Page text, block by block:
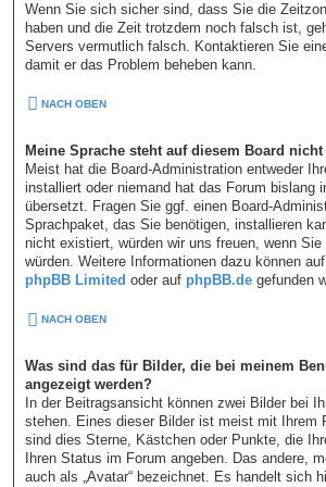
Wenn Sie sich sicher sind, dass Sie die
haben und die Zeit trotzdem noch falsch ist,
Servers vermutlich falsch. Kontaktieren Sie
damit er das Problem beheben kann.
NACH OBEN
Meine Sprache steht auf diesem Board
Meist hat die Board-Administration entweder
installiert oder niemand hat das Forum bislang
übersetzt. Fragen Sie ggf. einen Board-
Sprachpaket, das Sie benötigen, installieren
nicht existiert, würden wir uns freuen, wenn
würden. Weitere Informationen dazu können
phpBB Limited oder auf phpBB.de gefunden
NACH OBEN
Was sind das für Bilder, die bei meinem
angezeigt werden?
In der Beitragsansicht können zwei Bilder bei
stehen. Eines dieser Bilder ist meist mit Ihrem
sind dies Sterne, Kästchen oder Punkte, die
Ihren Status im Forum angeben. Das andere,
auch als „Avatar“ bezeichnet. Es handelt sich